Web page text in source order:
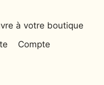
à votre boutique
Compte